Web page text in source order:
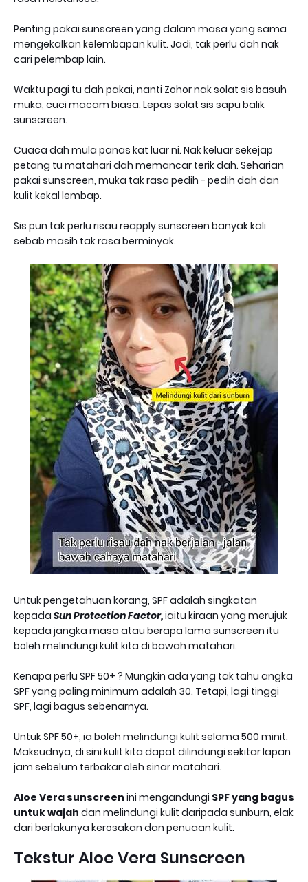
Penting pakai sunscreen yang dalam masa yang sama
mengekalkan kelembapan kulit. Jadi, tak perlu dah nak
cari pelembap lain.
Waktu pagi tu dah pakai, nanti Zohor nak solat sis basuh
muka, cuci macam biasa. Lepas solat sis sapu balik
sunscreen.
Cuaca dah mula panas kat luar ni. Nak keluar sekejap
petang tu matahari dah memancar terik dah. Seharian
pakai sunscreen, muka tak rasa pedih - pedih dah dan
kulit kekal lembap.
Sis pun tak perlu risau reapply sunscreen banyak kali
sebab masih tak rasa berminyak.
Untuk pengetahuan korang, SPF adalah singkatan
kepada Sun Protection Factor,iaitu kiraan yang merujuk
kepada jangka masa atau berapa lama sunscreen itu
boleh melindungi kulit kita di bawah matahari.
Kenapa perlu SPF 50+ ? Mungkin ada yang tak tahu angka
SPF yang paling minimum adalah 30. Tetapi, lagi tinggi
SPF, lagi bagus sebenarnya.
Untuk SPF 50+, ia boleh melindungi kulit selama 500 minit.
Maksudnya, di sini kulit kita dapat dilindungi sekitar lapan
jam sebelum terbakar oleh sinar matahari.
Aloe Vera sunscreen ini mengandungi SPF yang bagus
untuk wajah dan melindungi kulit daripada sunburn, elak
dari berlakunya kerosakan dan penuaan kulit.
Tekstur Aloe Vera Sunscreen